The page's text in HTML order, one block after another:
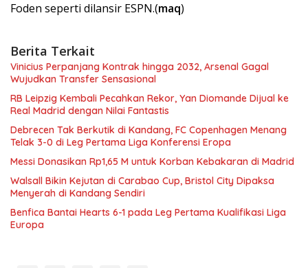
Foden seperti dilansir ESPN.(maq)
Berita Terkait
Vinicius Perpanjang Kontrak hingga 2032, Arsenal Gagal
Wujudkan Transfer Sensasional
RB Leipzig Kembali Pecahkan Rekor, Yan Diomande Dijual ke
Real Madrid dengan Nilai Fantastis
Debrecen Tak Berkutik di Kandang, FC Copenhagen Menang
Telak 3-0 di Leg Pertama Liga Konferensi Eropa
Messi Donasikan Rp1,65 M untuk Korban Kebakaran di Madrid
Walsall Bikin Kejutan di Carabao Cup, Bristol City Dipaksa
Menyerah di Kandang Sendiri
Benfica Bantai Hearts 6-1 pada Leg Pertama Kualifikasi Liga
Europa